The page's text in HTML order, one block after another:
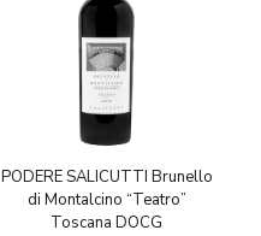
PODERE SALICUTTI Brunello
di Montalcino “Teatro”
Toscana DOCG